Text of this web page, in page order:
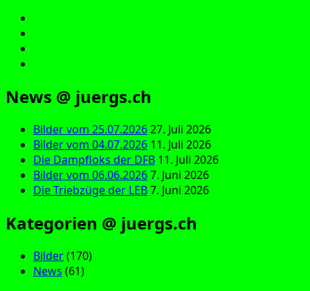
News @ juergs.ch
Bilder vom 25.07.202627. Juli 2026
Bilder vom 04.07.2026 11. Juli 2026
Die Dampfloks der DFB 11. Juli 2026
Bilder vom 06.06.20267. Juni 2026
Die Triebzüge der LEB7. Juni 2026
Kategorien @ juergs.ch
Bilder(170)
News (61)